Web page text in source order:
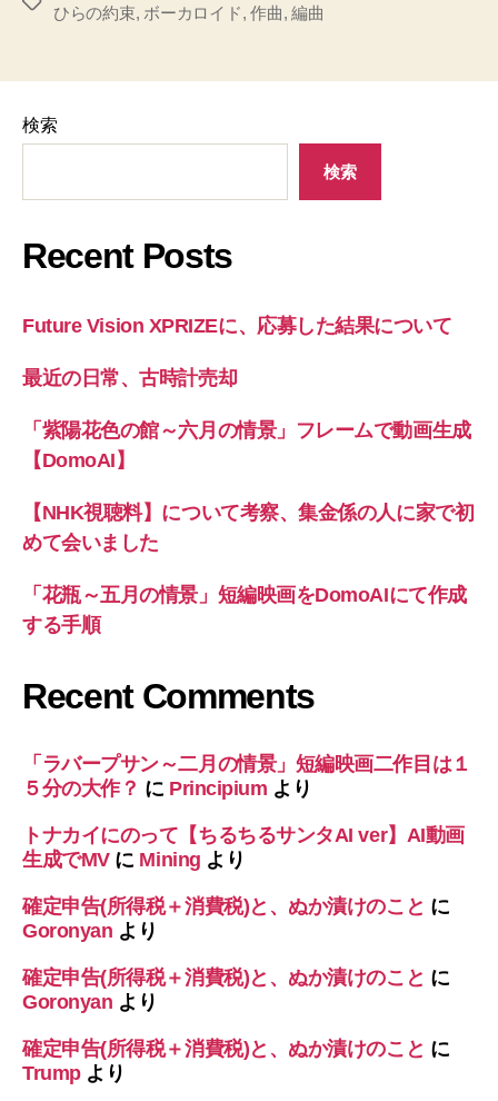
ひらの約束, ボーカロイド,作曲,編曲
検索
検索
Recent Posts
Future Vision XPRIZEに、応募した結果について
最近の日常、古時計売却
「紫陽花色の館～六月の情景」フレームで動画生成
【DomoAI】
【NHK視聴料】について考察、集金係の人に家で初
めて会いました
「花瓶～五月の情景」短編映画をDomoAIにて作成
する手順
Recent Comments
「ラバープサン～二月の情景」短編映画二作目は１
５分の大作？ に Principium より
トナカイにのって【ちるちるサンタAI ver】AI動画
生成でMVに Mining より
確定申告(所得税＋消費税)と、ぬか漬けのこと に
Goronyan より
確定申告(所得税＋消費税)と、ぬか漬けのこと に
Goronyan より
確定申告(所得税＋消費税)と、ぬか漬けのこと に
Trumpより